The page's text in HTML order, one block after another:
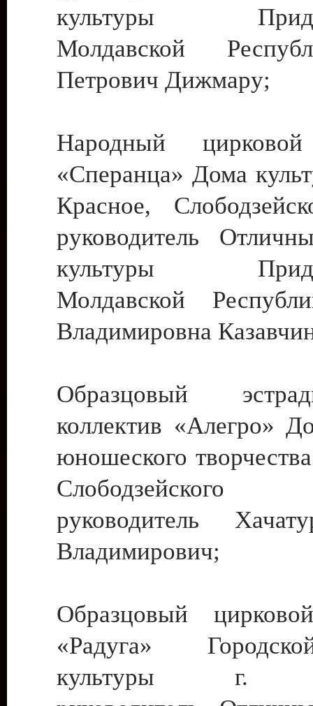
культуры
Молдавской
Петрович Дижмару;
Народный цирковой
«Сперанца» Дома
Красное,
руководитель
культуры
Молдавской
Владимировна
Образцовый
коллектив «Алегро»
юношеского
руководитель
Владимирович;
Образцовый
«Радуга»
культуры г.